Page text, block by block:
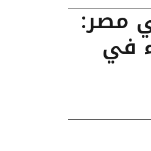
مصر:
للشراء في